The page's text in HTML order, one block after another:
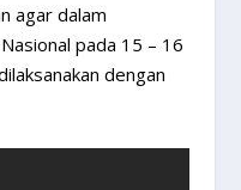
agar dalam
pada 15 – 16
dengan